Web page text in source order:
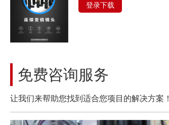
登录下载
免费咨询服务
让我们来帮助您找到适合您项目的解决方案！